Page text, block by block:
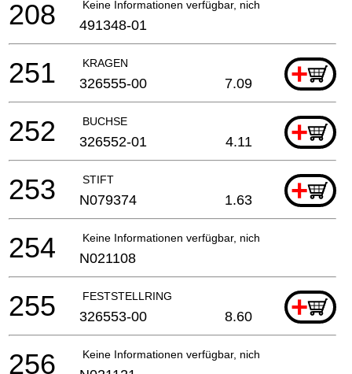
Keine Informationen verfügbar, nicht bestellbar
208 491348-01
KRAGEN +
251 326555-00 7.09
BUCHSE +
252 326552-01 4.11
STIFT +
253 N079374 1.63
Keine Informationen verfügbar, nicht bestellbar
254 N021108
FESTSTELLRING +
255 326553-00 8.60
Keine Informationen verfügbar, nicht bestellbar
256